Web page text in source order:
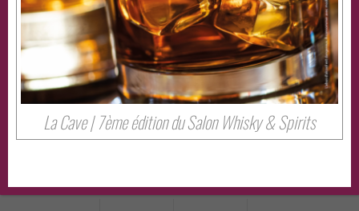
Parfait avec un bœuf mijoté, un civet, une
volaille festive ou un beau plateau de fromages
affinés.
La Cave | 7ème édition du Salon Whisky & Spirits